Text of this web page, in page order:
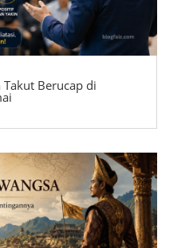
Takut Berucap di